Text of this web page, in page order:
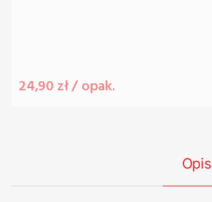
Cena
24,90 zł / opak.
Opis